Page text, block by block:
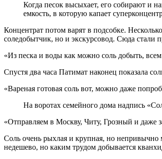
Когда песок высыхает, его собирают и
емкость, в которую капает
Концентрат потом варят в подсобке.
соледобытчик, но и экскурсовод. Сюда стали
«Из песка и воды как можно соль добыть, всем
Спустя два часа Патимат наконец показала
«Вареная готовая соль вот, можно даже
На воротах семейного дома надпись
«Отправляем в Москву, Читу, Грозный и даже
Соль очень рыхлая и крупная, но непривычно
недешево, но каким трудом добывается